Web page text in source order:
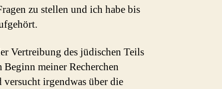
zu stellen und ich habe bis
Vertreibung des jüdischen Teils
meiner Recherchen
versucht irgendwas über die